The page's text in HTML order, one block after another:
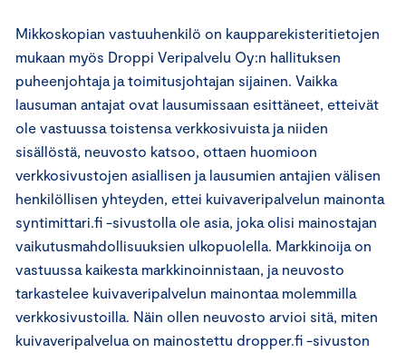
Mikkoskopian vastuuhenkilö on kaupparekisteritietojen
mukaan myös Droppi Veripalvelu Oy:n hallituksen
puheenjohtaja ja toimitusjohtajan sijainen. Vaikka
lausuman antajat ovat lausumissaan esittäneet, etteivät
ole vastuussa toistensa verkkosivuista ja niiden
sisällöstä, neuvosto katsoo, ottaen huomioon
verkkosivustojen asiallisen ja lausumien antajien välisen
henkilöllisen yhteyden, ettei kuivaveripalvelun mainonta
syntimittari.fi -sivustolla ole asia, joka olisi mainostajan
vaikutusmahdollisuuksien ulkopuolella. Markkinoija on
vastuussa kaikesta markkinoinnistaan, ja neuvosto
tarkastelee kuivaveripalvelun mainontaa molemmilla
verkkosivustoilla. Näin ollen neuvosto arvioi sitä, miten
kuivaveripalvelua on mainostettu dropper.fi -sivuston